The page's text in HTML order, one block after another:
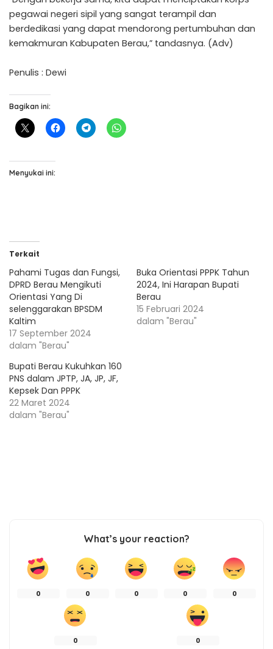
pegawai negeri sipil yang sangat terampil dan
berdedikasi yang dapat mendorong pertumbuhan dan
kemakmuran Kabupaten Berau,” tandasnya. (Adv)
Penulis : Dewi
Bagikan ini:
Menyukai ini:
Terkait
Pahami Tugas dan Fungsi,
DPRD Berau Mengikuti
Orientasi Yang Di
selenggarakan BPSDM
Kaltim
17 September 2024
dalam "Berau"
Buka Orientasi PPPK Tahun
2024, Ini Harapan Bupati
Berau
15 Februari 2024
dalam "Berau"
Bupati Berau Kukuhkan 160
PNS dalam JPTP, JA, JP, JF,
Kepsek Dan PPPK
22 Maret 2024
dalam "Berau"
What’s your reaction?
0 0 0 0 0
0 0